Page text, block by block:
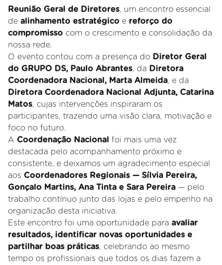
Reunião Geral de Diretores, um encontro essencial
de alinhamento estratégico e reforço do
compromisso com o crescimento e consolidação da
nossa rede.
O evento contou com a presença do Diretor Geral
do GRUPO DS, Paulo Abrantes, da
Diretora
Coordenadora Nacional, Marta Almeida, e da
Diretora Coordenadora Nacional Adjunta, Catarina
Matos, cujas intervenções inspiraram os
participantes, trazendo uma visão clara, motivação e
foco no futuro.
A Coordenação Nacional
foi mais uma vez
destacada pelo acompanhamento próximo e
consistente, e deixamos um agradecimento especial
aos Coordenadores Regionais — Sílvia Pereira,
Gonçalo Martins, Ana Tinta e Sara Pereira — pelo
trabalho contínuo junto das lojas e pelo empenho na
organização desta iniciativa.
Este encontro foi uma oportunidade para avaliar
resultados, identificar novas oportunidades e
partilhar boas práticas, celebrando ao mesmo
tempo os profissionais que todos os dias fazem a